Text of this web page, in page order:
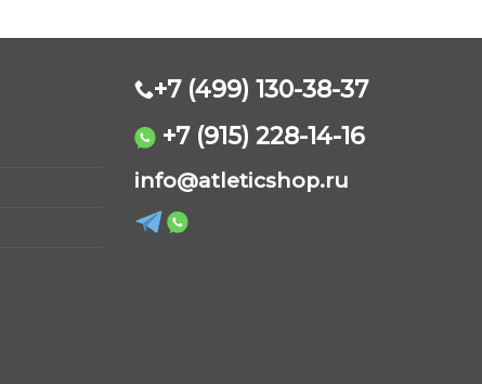
+7 (499) 130-38-37
+7 (915) 228-14-16
info@atleticshop.ru
Обычно отвечаем быстро